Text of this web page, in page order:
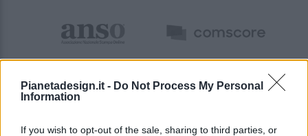
Pianetadesign.it - Do Not Process My Personal
Information
If you wish to opt-out of the sale, sharing to third parties, or